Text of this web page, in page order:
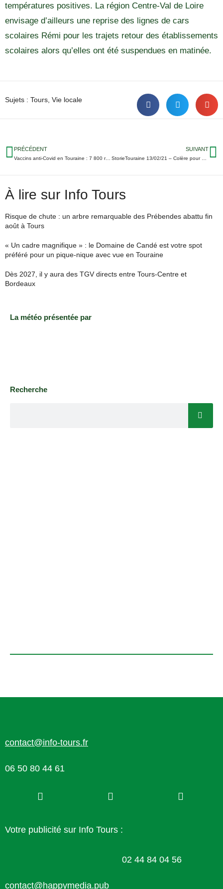
températures positives. La région Centre-Val de Loire
envisage d’ailleurs une reprise des lignes de cars
scolaires Rémi pour les trajets retour des établissements
scolaires alors qu’elles ont été suspendues en matinée.
Sujets : Tours Vie locale
PRÉCÉDENT
Vaccins anti-Covid en Touraine : 7 800 rendez-vous de plus ouverts ce vendredi
SUIVANT
À lire sur Info Tours
Risque de chute : un arbre remarquable des Prébendes abattu fin
août à Tours
« Un cadre magnifique » : le Domaine de Candé est votre spot
préféré pour un pique-nique avec vue en Touraine
Dès 2027, il y aura des TGV directs entre Tours-Centre et
Bordeaux
La météo présentée par
Recherche
contact@info-tours.fr
06 50 80 44 61
Votre publicité sur Info Tours :
02 44 84 04 56
contact@happymedia.pub